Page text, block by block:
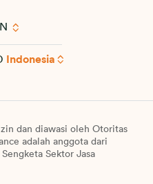
Indonesia
dan diawasi oleh Otoritas
adalah anggota dari
Sektor Jasa